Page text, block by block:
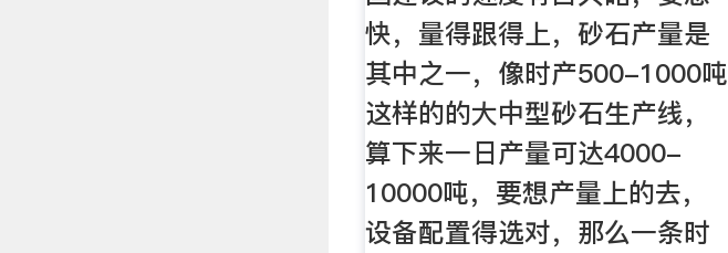
快，量得跟得上，砂石产量是
其中之一，像时产500-1000吨
这样的的大中型砂石生产线，
算下来一日产量可达4000-
10000吨，要想产量上的去，
设备配置得选对，那么一条时